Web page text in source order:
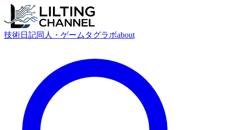
技術日記同人・ゲーム タグラボabout